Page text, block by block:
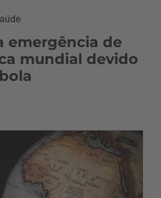
emergência de
mundial devido